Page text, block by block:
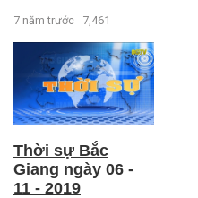
7 năm trước 7,461
Thời sự Bắc
Giang ngày 06 -
11 - 2019